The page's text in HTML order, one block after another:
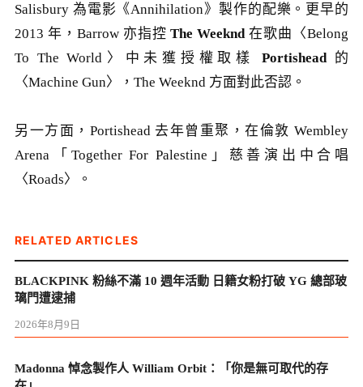
Salisbury 為電影《Annihilation》製作的配樂。更早的
2013 年，Barrow 亦指控The Weeknd在歌曲〈Belong
To The World〉中未獲授權取樣Portishead的
〈Machine Gun〉，The Weeknd 方面對此否認。
另一方面，Portishead 去年曾重聚，在倫敦 Wembley
Arena「Together For Palestine」慈善演出中合唱
〈Roads〉。
RELATED ARTICLES
BLACKPINK 粉絲不滿 10 週年活動 日籍女粉打破 YG 總部玻
璃門遭逮捕
2026年8月9日
Madonna 悼念製作人 William Orbit：「你是無可取代的存